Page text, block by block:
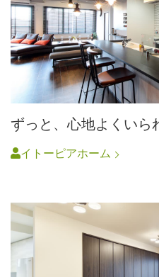
ずっと、心地よくいら
イトーピアホーム